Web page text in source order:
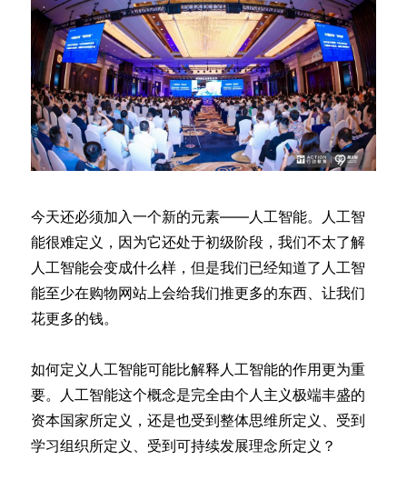
今天还必须加入一个新的元素——人工智能。人工智
能很难定义，因为它还处于初级阶段，我们不太了解
人工智能会变成什么样，但是我们已经知道了人工智
能至少在购物网站上会给我们推更多的东西、让我们
花更多的钱。
如何定义人工智能可能比解释人工智能的作用更为重
要。人工智能这个概念是完全由个人主义极端丰盛的
资本国家所定义，还是也受到整体思维所定义、受到
学习组织所定义、受到可持续发展理念所定义？